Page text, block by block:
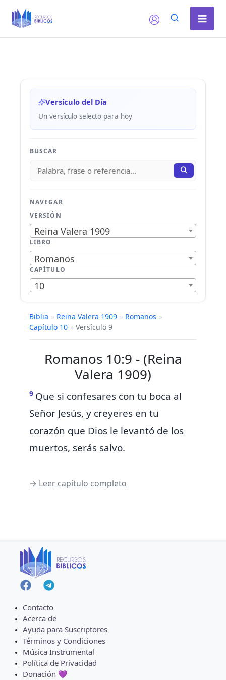
Versículo del Día
Un versículo selecto para hoy
BUSCAR
NAVEGAR
VERSIÓN
Reina Valera 1909
LIBRO
Romanos
CAPÍTULO
10
Biblia » Reina Valera 1909 » Romanos »
Capítulo 10 » Versículo 9
Romanos 10:9 - (Reina
Valera 1909)
9 Que si confesares con tu boca al
Señor Jesús, y creyeres en tu
corazón que Dios le levantó de los
muertos, serás salvo.
→ Leer capítulo completo
Contacto
Acerca de
Ayuda para Suscriptores
Términos y Condiciones
Música Instrumental
Política de Privacidad
Donación 💜